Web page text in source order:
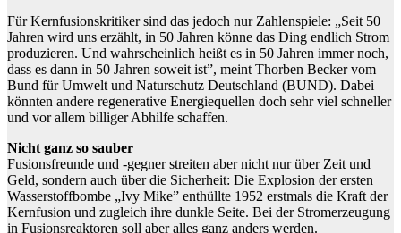
Für Kernfusionskritiker sind das jedoch nur Zahlenspiele: „Seit 50
Jahren wird uns erzählt, in 50 Jahren könne das Ding endlich Strom
produzieren. Und wahrscheinlich heißt es in 50 Jahren immer noch,
dass es dann in 50 Jahren soweit ist”, meint Thorben Becker vom
Bund für Umwelt und Naturschutz Deutschland (BUND). Dabei
könnten andere regenerative Energiequellen doch sehr viel schneller
und vor allem billiger Abhilfe schaffen.
Nicht ganz so sauber
Fusionsfreunde und -gegner streiten aber nicht nur über Zeit und
Geld, sondern auch über die Sicherheit: Die Explosion der ersten
Wasserstoffbombe „Ivy Mike” enthüllte 1952 erstmals die Kraft der
Kernfusion und zugleich ihre dunkle Seite. Bei der Stromerzeugung
in Fusionsreaktoren soll aber alles ganz anders werden.